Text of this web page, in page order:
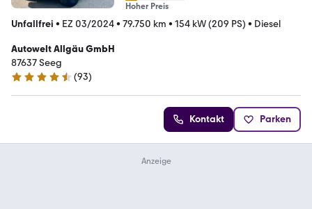
Hoher Preis
Unfallfrei • EZ 03/2024• 79.750 km • 154 kW (209 PS) • Diesel
Autowelt Allgäu GmbH
87637 Seeg
4.7 Sterne
(93)
Kontakt Parken